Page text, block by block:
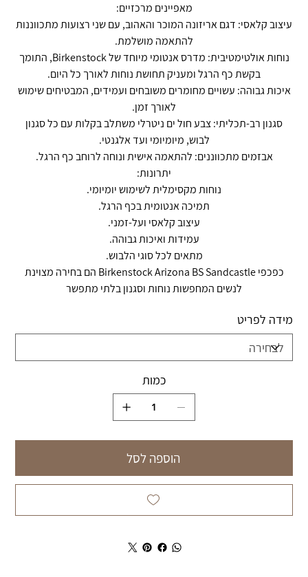
מאפיינים מרכזיים:
עיצוב קלאסי: דגם אריזונה המוכר והאהוב, עם שני רצועות מתכווננות
להתאמה מושלמת.
נוחות אולטימטיבית: מדרס אנטומי מיוחד של Birkenstock, התומך
בקשת כף הרגל ומעניק תחושת נוחות לאורך כל היום.
איכות גבוהה: עשויים מחומרים משובחים ועמידים, המבטיחים שימוש
לאורך זמן.
סגנון רב-תכליתי: צבע חול ים ניטרלי משתלב בקלות עם כל סגנון
לבוש, מיומיומי ועד אלגנטי.
אבזמים מתכווננים: להתאמה אישית ונוחה לרוחב כף הרגל.
יתרונות:
נוחות מקסימלית לשימוש יומיומי.
תמיכה אנטומית בכף הרגל.
עיצוב קלאסי ועל-זמני.
עמידות ואיכות גבוהה.
מתאים לכל סוגי הלבוש.
כפכפי Birkenstock Arizona BS Sandcastle הם בחירה מצוינת
לנשים המחפשות נוחות וסגנון בלתי מתפשר
מידה לפריט
כמות
הוספה לסל